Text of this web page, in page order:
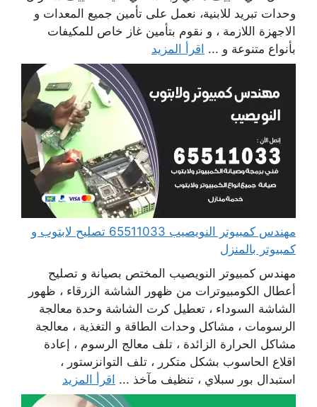
وحدات تبريد للابنية، نعمل على تأمين جميع المعدات و
الاجهزة اللازمة ، و نقوم بتأمين غاز خاص للمكيفات
بأنواع متنوعة و ... اقرأ المزيد
مهندس كمبيوتر النويصيب 65511033 تصليح لابتوب و
كمبيوتر بالمنزل
مهندس كمبيوتر النويصيب المختص بصيانة و تصليح
أعطال الكومبيوترات من ظهور الشاشة الزرقاء ، ظهور
الشاشة السوداء ، تعطيل كرت الشاشة وحدة معالجة
الرسومات ، مشاكل وحدات الطاقة و التغذية ، معالجة
مشاكل الحرارة الزائدة ، تلف معالج الرسوم ، إعادة
اقلاع الحاسوب بشكل متكرر ، تلف التوانزستور ،
استبدال بور سبلاي ، تنظيف مآخذ ... اقرأ المزيد